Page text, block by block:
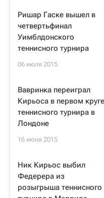
Ришар Гаске вышел в
четвертьфинал
Уимблдонского
теннисного турнира
06 июля 2015
Вавринка переиграл
Кирьоса в первом круге
теннисного турнира в
Лондоне
16 июня 2015
Ник Кирьос выбил
Федерера из
розыгрыша теннисного